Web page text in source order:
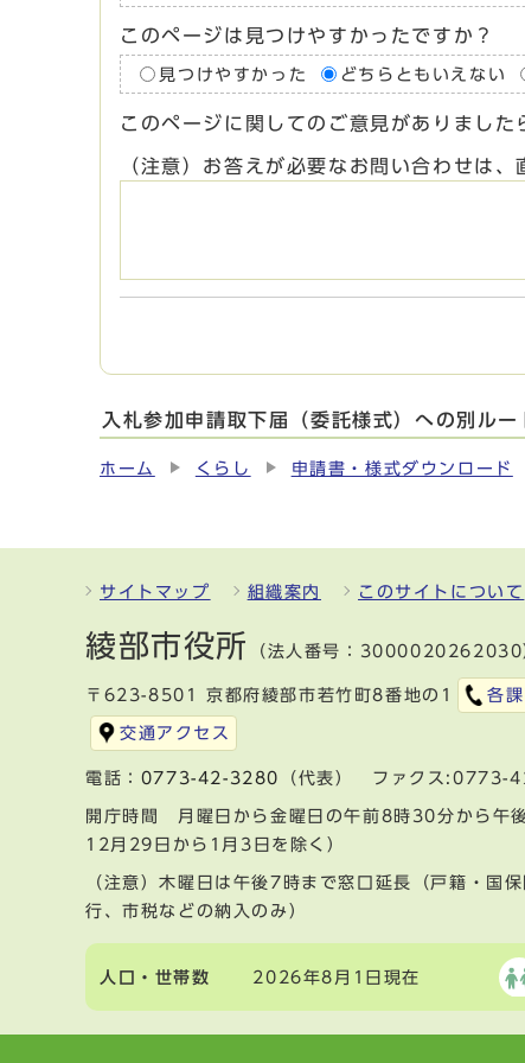
このページは見つけやすかったですか？
見つけやすかった どちらともいえない
このページに関してのご意見がありました
（注意）お答えが必要なお問い合わせは
入札参加申請取下届（委託様式）への別ルー
ホーム くらし 申請書・様式ダウンロード
サイトマップ 組織案内 このサイトについて
綾部市役所 （法人番号：3000020262030
〒623-8501 京都府綾部市若竹町8番地の1 各
交通アクセス
電話： 0773-42-3280 （代表） ファクス:0773-
開庁時間 月曜日から金曜日の午前8時30分から午
12月29日から1月3日を除く）
（注意）木曜日は午後7時まで窓口延長（戸籍・国
行、市税などの納入のみ）
人口・世帯数 2026年8月1日現在